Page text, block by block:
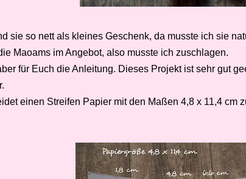
sie so nett als kleines Geschenk, da musste ich sie
Maoams im Angebot, also musste ich zuschlagen.
für Euch die Anleitung. Dieses Projekt ist sehr gut
einen Streifen Papier mit den Maßen 4,8 x 11,4 cm